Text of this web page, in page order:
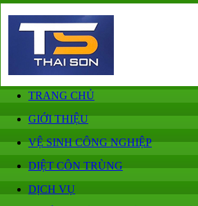
TRANG CHỦ
GIỚI THIỆU
VỆ SINH CÔNG NGHIỆP
DIỆT CÔN TRÙNG
DỊCH VỤ